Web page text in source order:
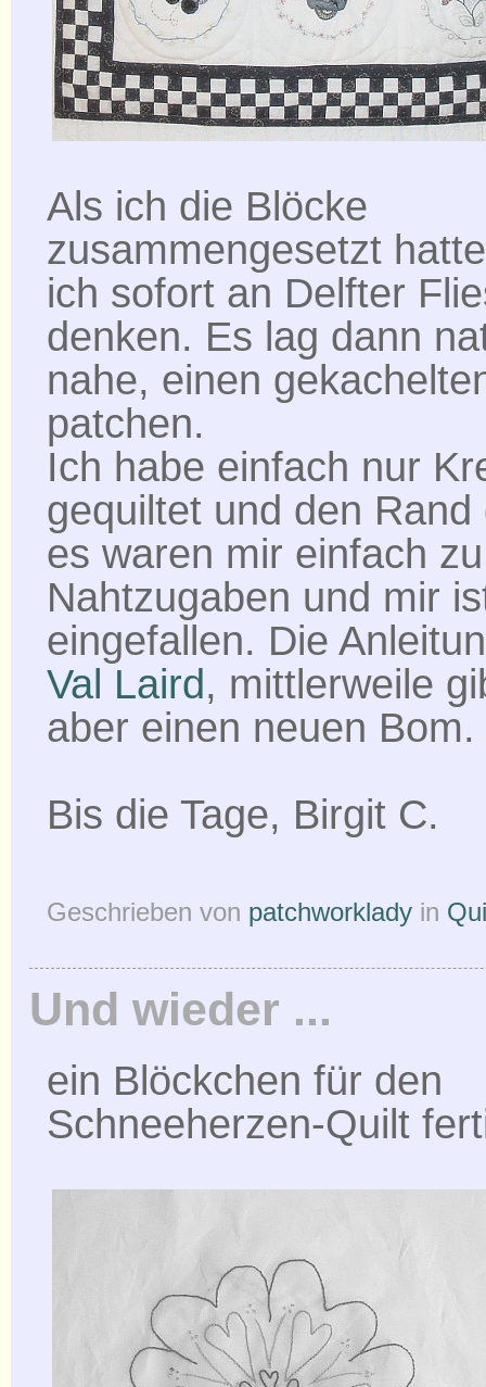
Als ich die Blöcke
zusammengesetzt
ich sofort an Delfter
denken. Es lag dann
nahe, einen
patchen.
Ich habe einfach nur
gequiltet und den
es waren mir einfach
Nahtzugaben und mir
eingefallen. Die
Val Laird, mittlerweile
aber einen neuen Bom.
Bis die Tage, Birgit C.
Geschrieben von patchworklady in
Und wieder ...
ein Blöckchen für den
Schneeherzen-Quilt